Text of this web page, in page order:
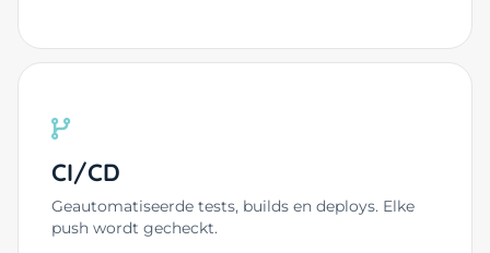
CI/CD
Geautomatiseerde tests, builds en deploys. Elke
push wordt gecheckt.